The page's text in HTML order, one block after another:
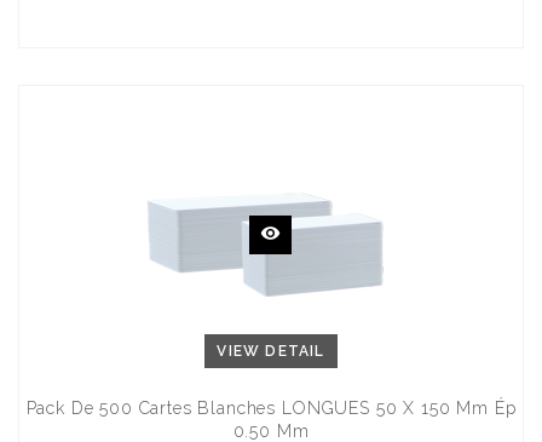
VIEW DETAIL
Pack De 500 Cartes Blanches LONGUES 50 X 150 Mm Ép
0.50 Mm